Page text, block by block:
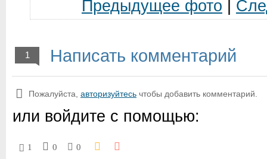
Предыдущее фото
1 Написать комментарий
Пожалуйста, авторизуйтесь чтобы добавить комментарий.
или войдите с помощью:
1 0 0